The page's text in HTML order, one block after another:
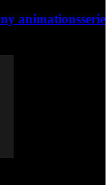
animationsserie